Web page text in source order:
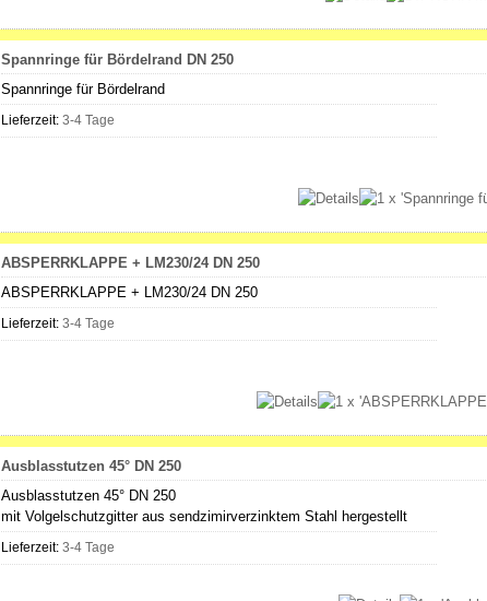
Spannringe für Bördelrand DN 250
Spannringe für Bördelrand
Lieferzeit: 3-4 Tage
ABSPERRKLAPPE + LM230/24 DN 250
ABSPERRKLAPPE + LM230/24 DN 250
Lieferzeit: 3-4 Tage
Ausblasstutzen 45° DN 250
Ausblasstutzen 45° DN 250
mit Volgelschutzgitter aus sendzimirverzinktem Stahl hergestellt
Lieferzeit: 3-4 Tage